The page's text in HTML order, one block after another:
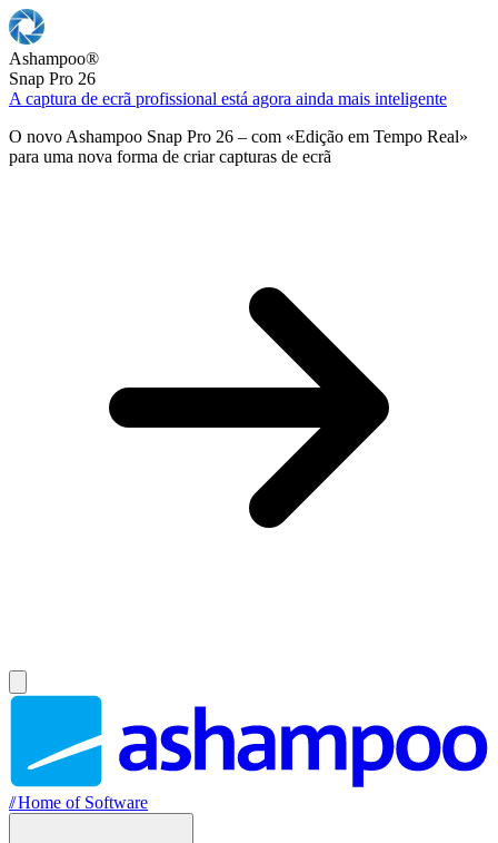
Ashampoo®
Snap Pro 26
A captura de ecrã profissional está agora ainda mais inteligente
O novo Ashampoo Snap Pro 26 – com «Edição em Tempo Real»
para uma nova forma de criar capturas de ecrã
//Home of Software